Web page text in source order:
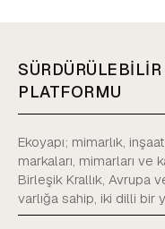
PLATFORMU
Ekoyapı; mimarlık,
markaları, mimarları ve
Birleşik Krallık, Avrupa
varlığa sahip, iki dilli bir